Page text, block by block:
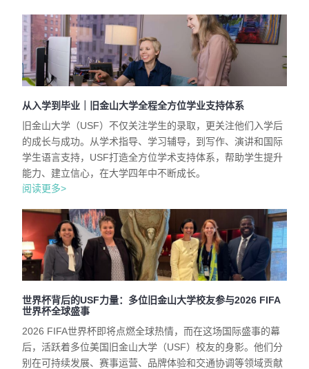
从入学到毕业｜旧金山大学全程全方位学业支持体系
旧金山大学（USF）不仅关注学生的录取，更关注他们入学后
的成长与成功。从学术指导、学习辅导，到写作、演讲和国际
学生语言支持，USF打造全方位学术支持体系，帮助学生提升
能力、建立信心，在大学四年中不断成长。
阅读更多>
世界杯背后的USF力量：多位旧金山大学校友参与2026 FIFA
世界杯全球盛事
2026 FIFA世界杯即将点燃全球热情，而在这场国际盛事的幕
后，活跃着多位美国旧金山大学（USF）校友的身影。他们分
别在可持续发展、赛事运营、品牌体验和交通协调等领域贡献